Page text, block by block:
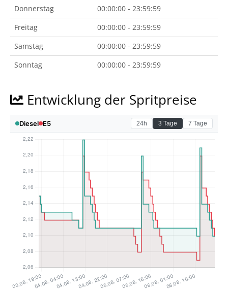
Donnerstag
00:00:00 - 23:59:59
Freitag
00:00:00 - 23:59:59
Samstag
00:00:00 - 23:59:59
Sonntag
00:00:00 - 23:59:59
Entwicklung der Spritpreise